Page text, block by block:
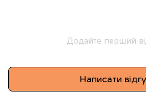
Додайте перший
Написати